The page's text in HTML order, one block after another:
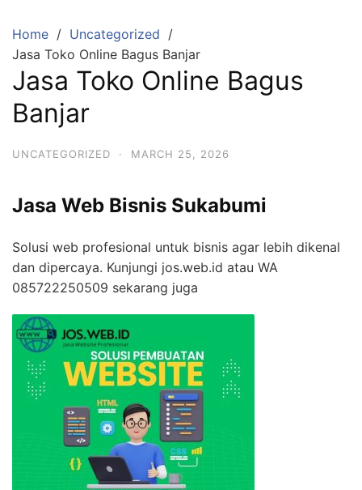
content
Home
Uncategorized
Jasa Toko Online Bagus Banjar
Jasa Toko Online Bagus
Banjar
UNCATEGORIZED · MARCH 25, 2026
Jasa Web Bisnis Sukabumi
Solusi web profesional untuk bisnis agar lebih dikenal
dan dipercaya. Kunjungi jos.web.id atau WA
085722250509 sekarang juga